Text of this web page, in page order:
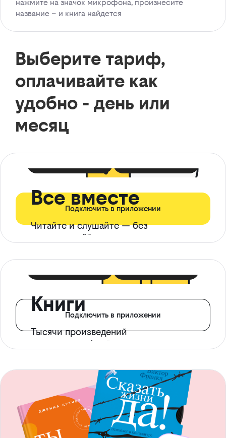
нажмите на значок микрофона, произнесите
название – и книга найдется
Выберите тариф,
оплачивайте как
удобно - день или
месяц
Все вместе
Читайте и слушайте — без
ограничений*
Подключить в приложении
Книги
Тысячи произведений
с доступом офлайн
Подключить в приложении